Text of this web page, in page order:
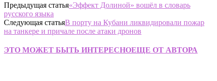
Предыдущая статья«Эффект Долиной» вошёл в словарь
русского языка
Следующая статьяВ порту на Кубани ликвидировали пожар
на танкере и причале после атаки дронов
ЭТО МОЖЕТ БЫТЬ ИНТЕРЕСНОЕЩЕ ОТ АВТОРА